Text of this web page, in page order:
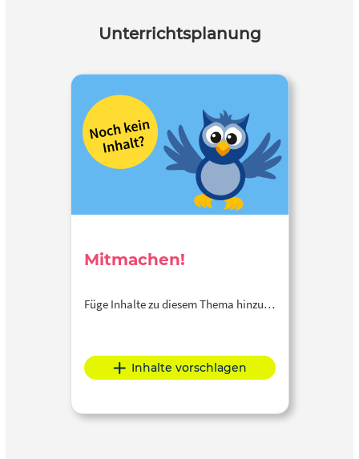
Unterrichtsplanung
Mitmachen!
Füge Inhalte zu diesem Thema hinzu…
Inhalte vorschlagen